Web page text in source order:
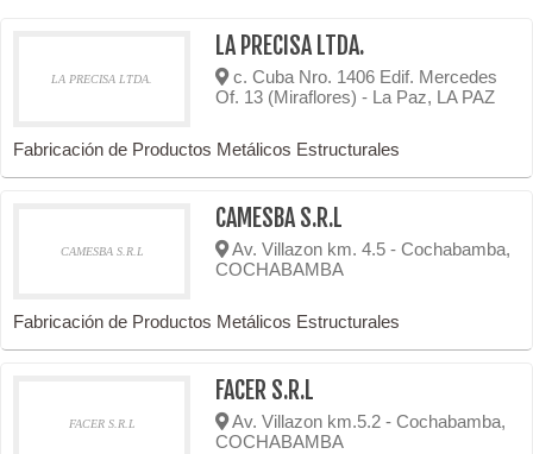
LA PRECISA LTDA.
LA PRECISA LTDA.
c. Cuba Nro. 1406 Edif. Mercedes
Of. 13 (Miraflores) - La Paz, LA PAZ
Fabricación de Productos Metálicos Estructurales
CAMESBA S.R.L
CAMESBA S.R.L
Av. Villazon km. 4.5 - Cochabamba,
COCHABAMBA
Fabricación de Productos Metálicos Estructurales
FACER S.R.L
FACER S.R.L
Av. Villazon km.5.2 - Cochabamba,
COCHABAMBA